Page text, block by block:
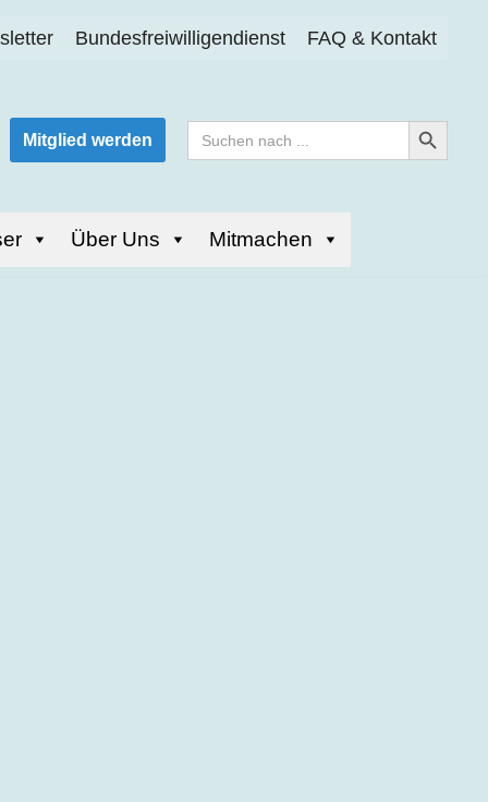
Bundesfreiwilligendienst FAQ & Kontakt
Mitglied werden
Search
for:
Search Button
Über Uns Mitmachen